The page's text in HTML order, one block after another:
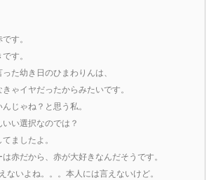
す。
す。
た幼き日のひまわりんは、
ゃイヤだったからみたいです。
じゃね？と思う私。
い選択なのでは？
ましたよ。
赤だから、赤が大好きなんだそうです。
ないよね。。。本人には言えないけど。